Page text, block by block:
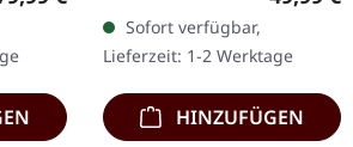
exklusives Bundle, 50
Exemplare, bestehend
aus: · Gelbes Vinyl…
Sofort verfügbar,
Lieferzeit: 1-2 Werktage
HINZUFÜGEN